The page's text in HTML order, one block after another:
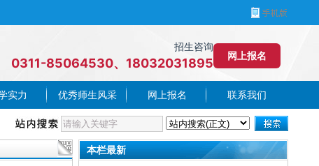
招生咨询
0311-85064530、18032031895
网上报名
实力 优秀师生风采 网上报名 联系我们
本栏最新